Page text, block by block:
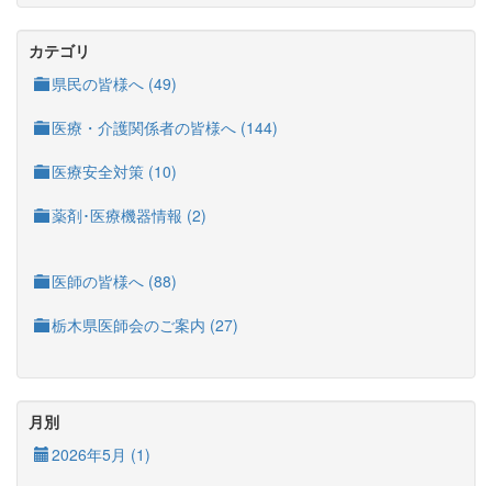
カテゴリ
県民の皆様へ (49)
医療・介護関係者の皆様へ (144)
医療安全対策 (10)
薬剤･医療機器情報 (2)
医師の皆様へ (88)
栃木県医師会のご案内 (27)
月別
2026年5月 (1)